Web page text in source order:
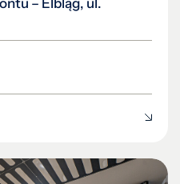
– Elbląg, ul.